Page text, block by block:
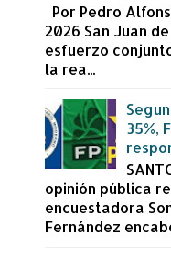
Por Pedro
2026 San Juan
esfuerzo
la rea...
35%,
opinión pública
encuestadora
Fernández